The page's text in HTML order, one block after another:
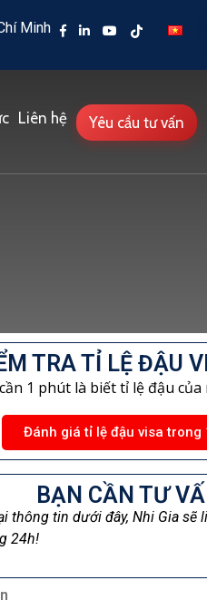
Minh
Liên hệ Yêu cầu tư vấn
TRA TỈ LỆ ĐẬU
1 phút là biết tỉ lệ đậu của
Đánh giá tỉ lệ đậu visa trong
BẠN CẦN TƯ
thông tin dưới đây, Nhi Gia sẽ
24h!